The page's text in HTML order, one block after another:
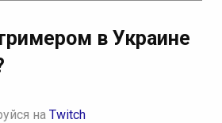
в Украине
на Twitch